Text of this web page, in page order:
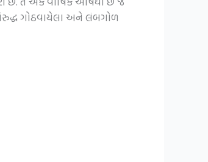
ગોઠવાયેલા અને લંબગોળ